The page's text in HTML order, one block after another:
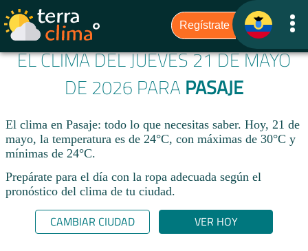
EL CLIMA DEL JUEVES 21 DE MAYO
DE 2026 PARA PASAJE
El clima en Pasaje: todo lo que necesitas saber. Hoy, 21 de
mayo, la temperatura es de 24°C, con máximas de 30°C y
mínimas de 24°C.
Prepárate para el día con la ropa adecuada según el
pronóstico del clima de tu ciudad.​
CAMBIAR CIUDAD VER HOY